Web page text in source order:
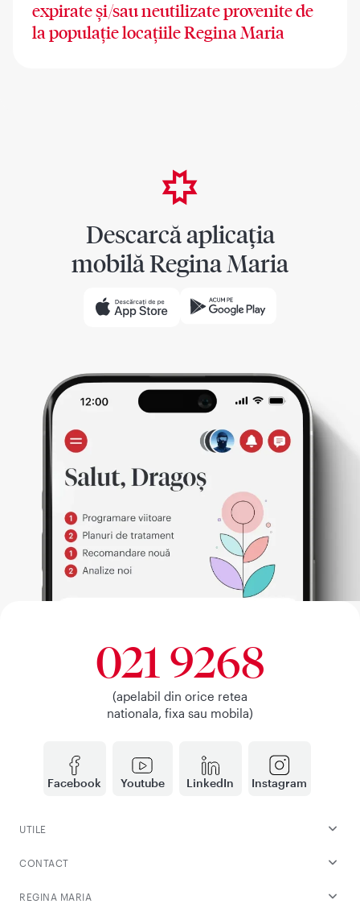
expirate și/sau neutilizate provenite de
la populație locațiile Regina Maria
Descarcă aplicația
mobilă Regina Maria
Facebook Youtube LinkedIn Instagram
021 9268
(apelabil din orice retea
nationala, fixa sau mobila)
UTILE
CONTACT
REGINA MARIA